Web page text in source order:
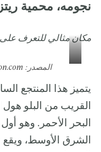
نجومه، محمية
مكان مثالي للتعرف على
المصدر: www.ritzcarlton.com وإنستغرام
يتميز هذا المنتجع
القريب من البلو هول
البحر الأحمر. وهو
الشرق الأوسط،